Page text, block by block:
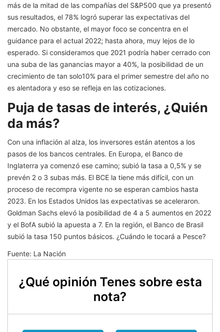
más de la mitad de las compañías del S&P500 que ya presentó
sus resultados, el 78% logró superar las expectativas del
mercado. No obstante, el mayor foco se concentra en el
guidance para el actual 2022; hasta ahora, muy lejos de lo
esperado. Si consideramos que 2021 podría haber cerrado con
una suba de las ganancias mayor a 40%, la posibilidad de un
crecimiento de tan solo10% para el primer semestre del año no
es alentadora y eso se refleja en las cotizaciones.
Puja de tasas de interés, ¿Quién
da más?
Con una inflación al alza, los inversores están atentos a los
pasos de los bancos centrales. En Europa, el Banco de
Inglaterra ya comenzó ese camino; subió la tasa a 0,5% y se
prevén 2 o 3 subas más. El BCE la tiene más difícil, con un
proceso de recompra vigente no se esperan cambios hasta
2023. En los Estados Unidos las expectativas se aceleraron.
Goldman Sachs elevó la posibilidad de 4 a 5 aumentos en 2022
y el BofA subió la apuesta a 7. En la región, el Banco de Brasil
subió la tasa 150 puntos básicos. ¿Cuándo le tocará a Pesce?
Fuente: La Nación
¿Qué opinión Tenes sobre esta
nota?